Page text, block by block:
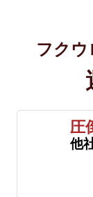
フクウ
圧
他